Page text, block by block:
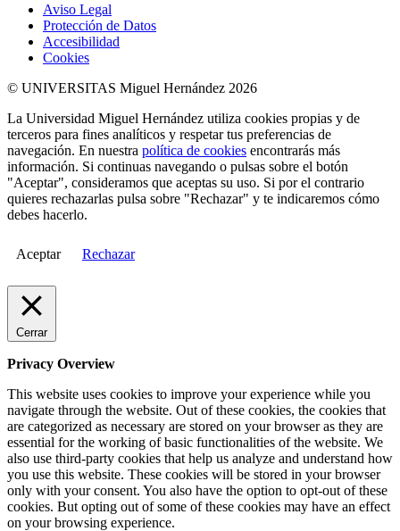
Aviso Legal
Protección de Datos
Accesibilidad
Cookies
© UNIVERSITAS Miguel Hernández 2026
La Universidad Miguel Hernández utiliza cookies propias y de
terceros para fines analíticos y respetar tus preferencias de
navegación. En nuestra política de cookies encontrarás más
información. Si continuas navegando o pulsas sobre el botón
"Aceptar", consideramos que aceptas su uso. Si por el contrario
quieres rechazarlas pulsa sobre "Rechazar" y te indicaremos cómo
debes hacerlo.
Aceptar Rechazar
Cerrar
Privacy Overview
This website uses cookies to improve your experience while you
navigate through the website. Out of these cookies, the cookies that
are categorized as necessary are stored on your browser as they are
essential for the working of basic functionalities of the website. We
also use third-party cookies that help us analyze and understand how
you use this website. These cookies will be stored in your browser
only with your consent. You also have the option to opt-out of these
cookies. But opting out of some of these cookies may have an effect
on your browsing experience.